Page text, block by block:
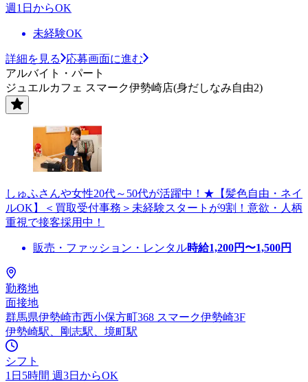
週1日からOK
未経験OK
詳細を見る
応募画面に進む
アルバイト・パート
ジュエルカフェ スマーク伊勢崎店(身だしなみ自由2)
しゅふさんや女性20代～50代が活躍中！★【髪色自由・ネイ
ルOK】＜買取受付事務＞未経験スタートが9割！意欲・人柄
重視で接客採用中！
販売・ファッション・レンタル時給1,200円〜1,500円
勤務地
面接地
群馬県伊勢崎市西小保方町368 スマーク伊勢崎3F
伊勢崎駅、剛志駅、境町駅
シフト
1日5時間 週3日からOK